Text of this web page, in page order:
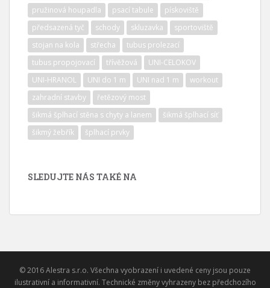
pružinová houpadla
psací tabule
pískoviště
předsazená tyč
schody skluzavka
sportoviště
stojan na kola
střecha
tubus prolezací
tubus propojovací
třívěžová
UNI-CELOKOV
UNI-HRANOL
UNI do 1 m UNI nad 1 m
workout
zahradní stavby
řetězový most
šikmá šplhací stěna s chyty a lanem
šikmá šplhací síť
šikmý žebřík
šplhací prvky
SLEDUJTE NÁS TAKÉ NA
© 2016 Alestra s.r.o. Všechna vyobrazení i uvedené ceny jsou pouze
ilustrativní a informativní. Technické změny vyhrazeny bez předchozího